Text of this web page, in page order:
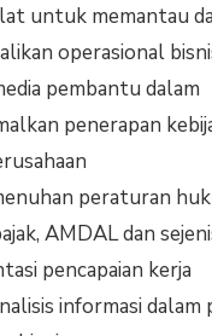
untuk memantau
operasional
pembantu dalam
penerapan
peraturan
AMDAL dan
pencapaian kerja
informasi dalam